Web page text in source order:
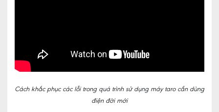
Cách khắc phục các lỗi trong quá trình sử dụng máy taro cần dùng
điện đời mới